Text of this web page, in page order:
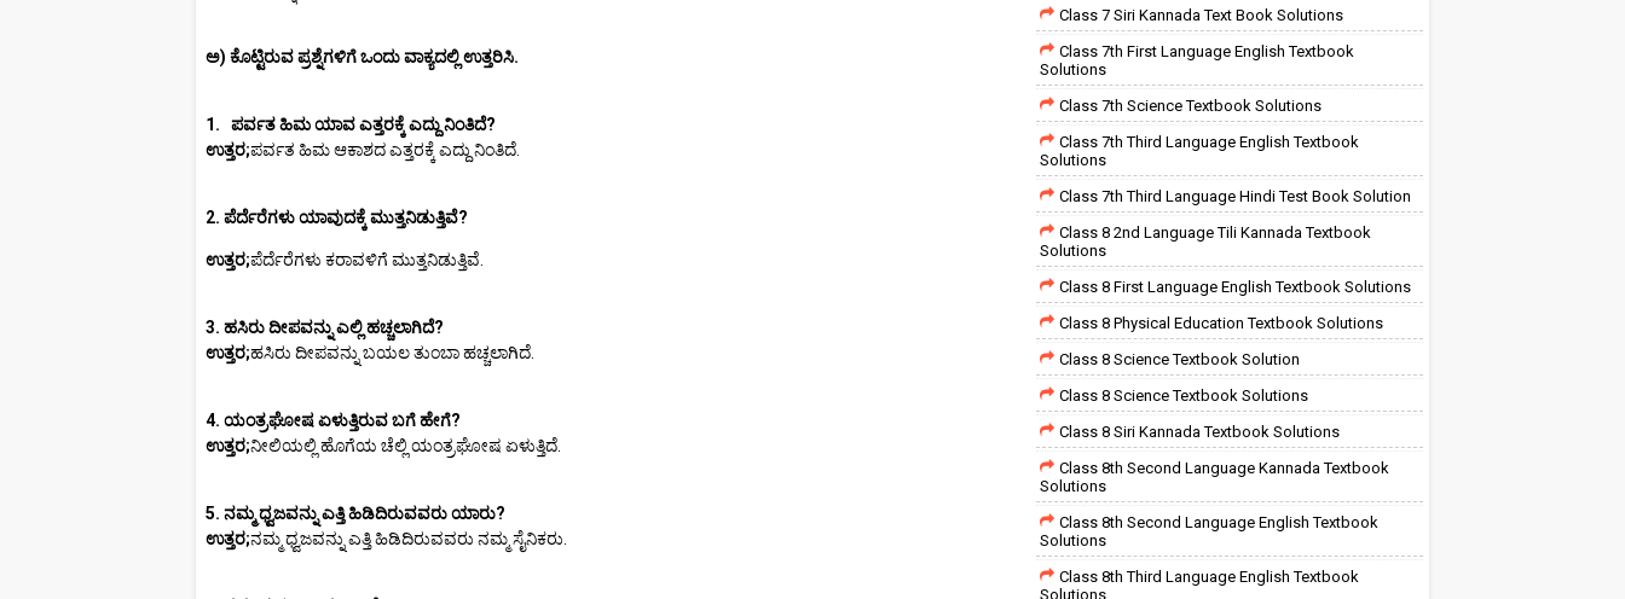
ಅ) ಕೊಟ್ಟಿರುವ ಪ್ರಶ್ನೆಗಳಿಗೆ ಒಂದು ವಾಕ್ಯದಲ್ಲಿ ಉತ್ತರಿಸಿ.
1. ಪರ್ವತ ಹಿಮ ಯಾವ ಎತ್ತರಕ್ಕೆ ಎದ್ದು ನಿಂತಿದೆ?
ಉತ್ತರ;ಪರ್ವತ ಹಿಮ ಆಕಾಶದ ಎತ್ತರಕ್ಕೆ ಎದ್ದು ನಿಂತಿದೆ.
2. ಪೆರ್ದೆರೆಗಳು ಯಾವುದಕ್ಕೆ ಮುತ್ತನಿಡುತ್ತಿವೆ?
ಉತ್ತರ;ಪೆರ್ದೆರೆಗಳು ಕರಾವಳಿಗೆ ಮುತ್ತನಿಡುತ್ತಿವೆ.
3. ಹಸಿರು ದೀಪವನ್ನು ಎಲ್ಲಿ ಹಚ್ಚಲಾಗಿದೆ?
ಉತ್ತರ;ಹಸಿರು ದೀಪವನ್ನು ಬಯಲ ತುಂಬಾ ಹಚ್ಚಲಾಗಿದೆ.
4. ಯಂತ್ರಘೋಷ ಏಳುತ್ತಿರುವ ಬಗೆ ಹೇಗೆ?
ಉತ್ತರ;ನೀಲಿಯಲ್ಲಿ ಹೊಗೆಯ ಚೆಲ್ಲಿ ಯಂತ್ರಘೋಷ ಏಳುತ್ತಿದೆ.
5. ನಮ್ಮ ಧ್ವಜವನ್ನು ಎತ್ತಿ ಹಿಡಿದಿರುವವರು ಯಾರು?
ಉತ್ತರ;ನಮ್ಮ ಧ್ವಜವನ್ನು ಎತ್ತಿ ಹಿಡಿದಿರುವವರು ನಮ್ಮ ಸೈನಿಕರು.
Class 7 Siri Kannada Text Book Solutions
Class 7th First Language English Textbook
Solutions
Class 7th Science Textbook Solutions
Class 7th Third Language English Textbook
Solutions
Class 7th Third Language Hindi Test Book Solution
Class 8 2nd Language Tili Kannada Textbook
Solutions
Class 8 First Language English Textbook Solutions
Class 8 Physical Education Textbook Solutions
Class 8 Science Textbook Solution
Class 8 Science Textbook Solutions
Class 8 Siri Kannada Textbook Solutions
Class 8th Second Language Kannada Textbook
Solutions
Class 8th Second Language English Textbook
Solutions
Class 8th Third Language English Textbook
Solutions